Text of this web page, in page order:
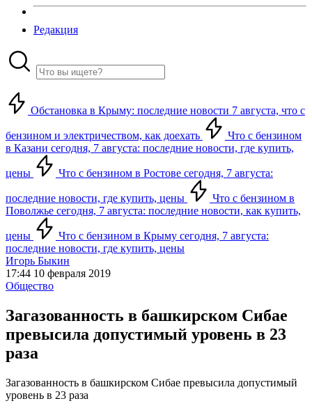
Редакция
Обстановка в Крыму: последние новости 7 августа, что с
бензином и электричеством, как доехать
Что с бензином
в Казани сегодня, 7 августа: последние новости, где купить,
цены Что с бензином в Ростове сегодня, 7 августа:
последние новости, где купить, цены
Что с бензином в
Поволжье сегодня, 7 августа: последние новости, как купить,
цены
Что с бензином в Крыму сегодня, 7 августа:
последние новости, где купить, цены
Игорь Быкин
17:44 10 февраля 2019
Общество
Загазованность в башкирском Сибае
превысила допустимый уровень в 23
раза
Загазованность в башкирском Сибае превысила допустимый
уровень в 23 раза